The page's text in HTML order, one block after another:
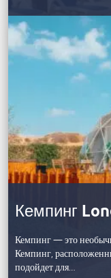
Кемпинг
Кемпинг — это
Кемпинг,
подойдет для…